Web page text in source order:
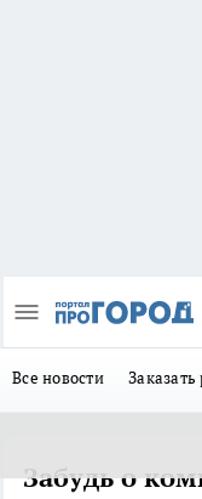
Все новости
Забудь о